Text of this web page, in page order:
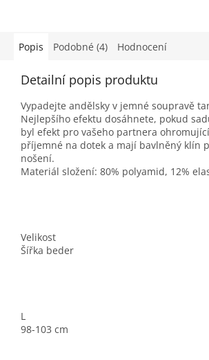
Popis Podobné (4) Hodnocení
Detailní popis produktu
Vypadejte andělsky v jemné soupravě
Nejlepšího efektu dosáhnete, pokud
byl efekt pro vašeho partnera
příjemné na dotek a mají bavlněný klín
nošení.
Materiál složení: 80% polyamid, 12%
Velikost
Šířka beder
L
98-103 cm